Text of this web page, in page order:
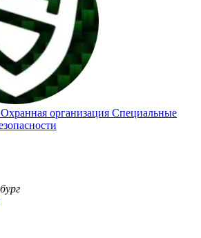
Охранная организация Специальные